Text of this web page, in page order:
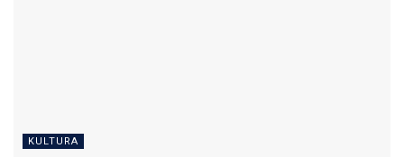
KULTURA